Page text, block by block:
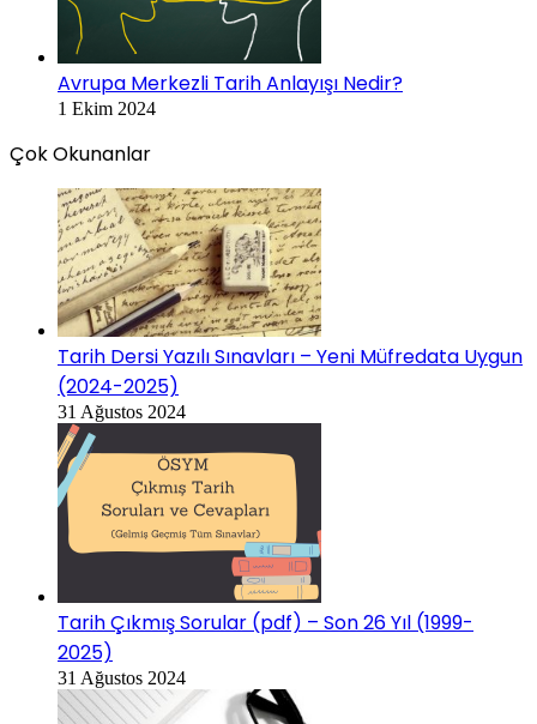
Avrupa Merkezli Tarih Anlayışı Nedir?
1 Ekim 2024
Çok Okunanlar
Tarih Dersi Yazılı Sınavları – Yeni Müfredata Uygun
(2024-2025)
31 Ağustos 2024
Tarih Çıkmış Sorular (pdf) – Son 26 Yıl (1999-
2025)
31 Ağustos 2024